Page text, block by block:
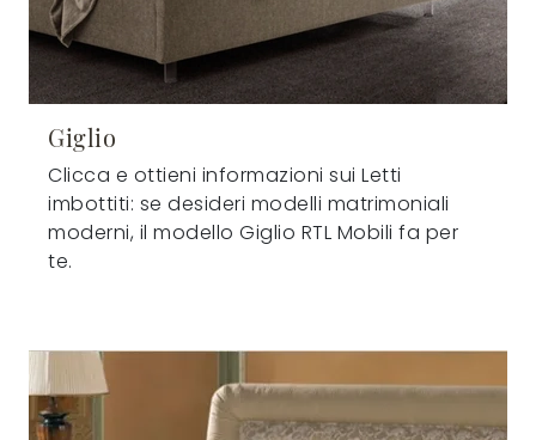
Giglio
Clicca e ottieni informazioni sui Letti
imbottiti: se desideri modelli matrimoniali
moderni, il modello Giglio RTL Mobili fa per
te.